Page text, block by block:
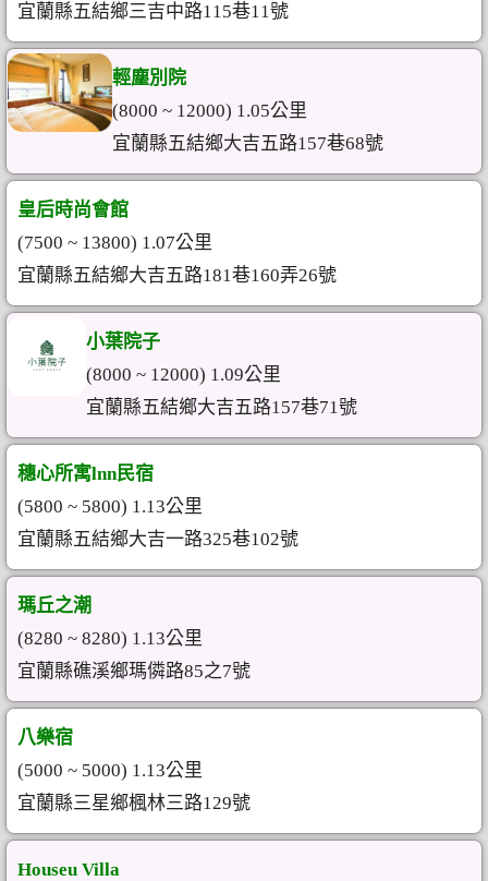
宜蘭縣五結鄉三吉中路115巷11號
輕塵別院
(8000 ~ 12000) 1.05公里
宜蘭縣五結鄉大吉五路157巷68號
皇后時尚會館
(7500 ~ 13800) 1.07公里
宜蘭縣五結鄉大吉五路181巷160弄26號
小葉院子
(8000 ~ 12000) 1.09公里
宜蘭縣五結鄉大吉五路157巷71號
穗心所寓lnn民宿
(5800 ~ 5800) 1.13公里
宜蘭縣五結鄉大吉一路325巷102號
瑪丘之潮
(8280 ~ 8280) 1.13公里
宜蘭縣礁溪鄉瑪僯路85之7號
八樂宿
(5000 ~ 5000) 1.13公里
宜蘭縣三星鄉楓林三路129號
Houseu Villa